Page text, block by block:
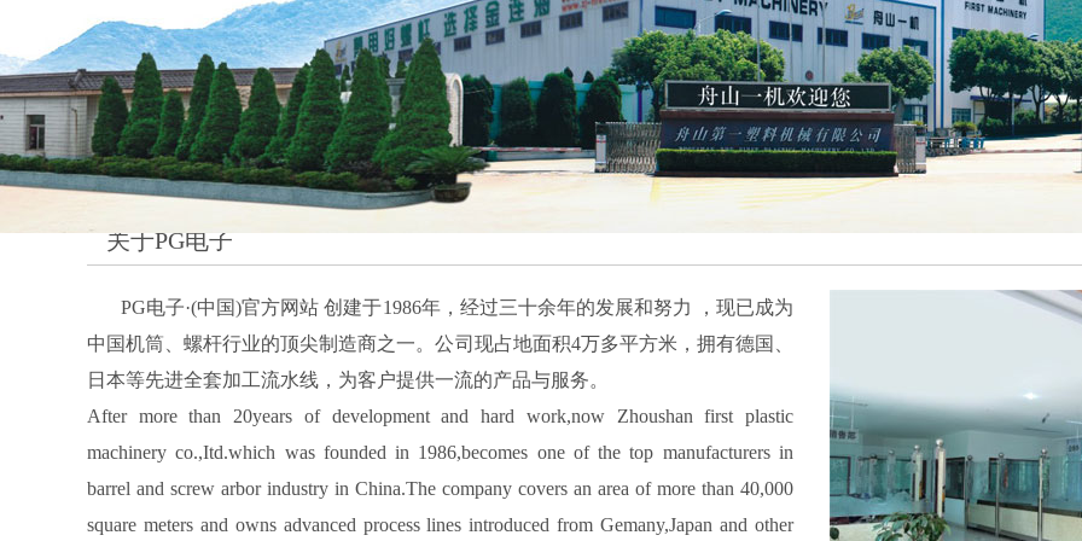
关于PG电子
PG电子·(中国)官方网站 创建于1986年，经过三十余年的发展和努力 ，现已成为
中国机筒、螺杆行业的顶尖制造商之一。公司现占地面积4万多平方米，拥有德国、
日本等先进全套加工流水线，为客户提供一流的产品与服务。
After more than 20years of development and hard work,now Zhoushan first plastic
machinery co.,Itd.which was founded in 1986,becomes one of the top manufacturers in
barrel and screw arbor industry in China.The company covers an area of more than 40,000
square meters and owns advanced process lines introduced from Gemany,Japan and other